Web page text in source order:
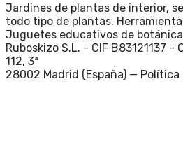
Jardines de plantas de interior,
todo tipo de plantas.
Juguetes educativos de
Ruboskizo S.L. - CIF B83121137 -
112, 3ª
28002 Madrid (España) — Política